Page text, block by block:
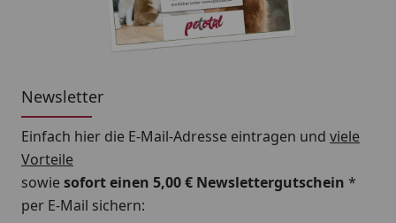
Newsletter
Einfach hier die E-Mail-Adresse eintragen und viele
Vorteile
sowiesofort einen 5,00 € Newslettergutschein *
per E-Mail sichern: